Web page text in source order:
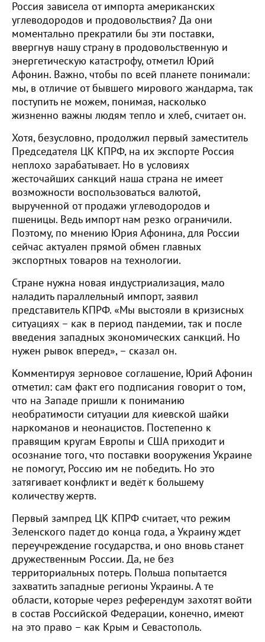
Россия зависела от импорта американских
углеводородов и продовольствия? Да они
моментально прекратили бы эти поставки,
ввергнув нашу страну в продовольственную и
энергетическую катастрофу, отметил Юрий
Афонин. Важно, чтобы по всей планете понимали:
мы, в отличие от бывшего мирового жандарма, так
поступить не можем, понимая, насколько
жизненно важны людям тепло и хлеб, считает он.
Хотя, безусловно, продолжил первый заместитель
Председателя ЦК КПРФ, на их экспорте Россия
неплохо зарабатывает. Но в условиях
жесточайших санкций наша страна не имеет
возможности воспользоваться валютой,
вырученной от продажи углеводородов и
пшеницы. Ведь импорт нам резко ограничили.
Поэтому, по мнению Юрия Афонина, для России
сейчас актуален прямой обмен главных
экспортных товаров на технологии.
Стране нужна новая индустриализация, мало
наладить параллельный импорт, заявил
представитель КПРФ. «Мы выстояли в кризисных
ситуациях – как в период пандемии, так и после
введения западных экономических санкций. Но
нужен рывок вперед», – сказал он.
Комментируя зерновое соглашение, Юрий Афонин
отметил: сам факт его подписания говорит о том,
что на Западе пришли к пониманию
необратимости ситуации для киевской шайки
наркоманов и неонацистов. Постепенно к
правящим кругам Европы и США приходит и
осознание того, что поставки вооружения Украине
не помогут, Россию им не победить. Но это
затягивает конфликт и ведёт к большему
количеству жертв.
Первый зампред ЦК КПРФ считает, что режим
Зеленского падет до конца года, а Украину ждет
переучреждение государства, и оно вновь станет
дружественным России. Да, не без
территориальных потерь. Польша попытается
захватить западные регионы Украины. А те
области, которые через референдум захотят войти
в состав Российской Федерации, конечно, имеют
на это право – как Крым и Севастополь.